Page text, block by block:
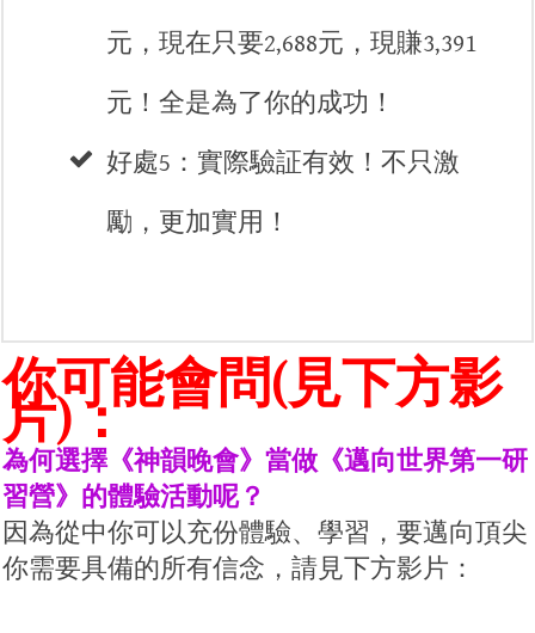
元，現在只要2,688元，現賺3,391
元！全是為了你的成功！
​好處5：實際驗証有效！不只激
勵，更加實用！
你可能會問(見下方影
片)：
為何選擇《神韻晚會》當做《邁向世界第一研
習營》的體驗活動呢？
因為從中你可以充份體驗、學習，要邁向頂尖
你需要具備的所有信念，請見下方影片：